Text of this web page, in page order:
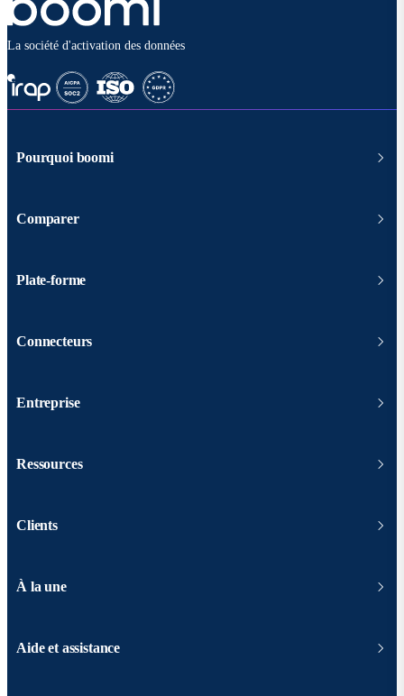
La société d'activation des données
Pourquoi boomi
Comparer
Plate-forme
Connecteurs
Entreprise
Ressources
Clients
À la une
Aide et assistance